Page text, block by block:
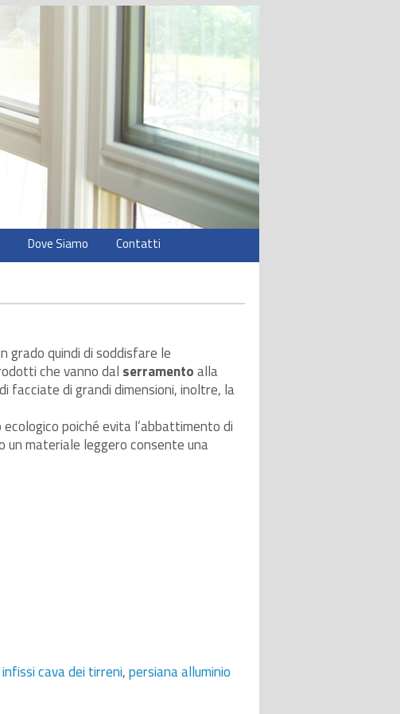
Dove Siamo Contatti
grado quindi di soddisfare le
che vanno dal serramentoalla
facciate di grandi dimensioni, inoltre, la
poiché evita l’abbattimento di
materiale leggero consente una
infissi cava dei tirreni,persiana alluminio